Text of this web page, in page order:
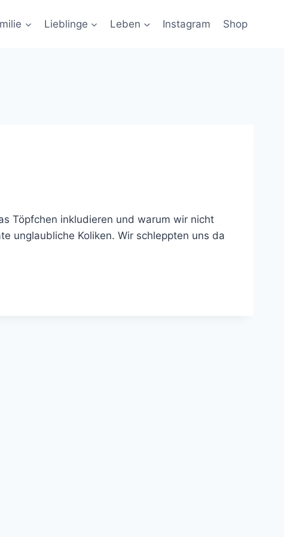
Lieblinge Leben Instagram Shop
Töpfchen inkludieren und warum wir nicht
unglaubliche Koliken. Wir schleppten uns da